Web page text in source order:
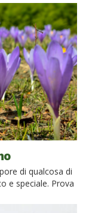
origine in
che è nata
di qualcosa di
e speciale. Prova